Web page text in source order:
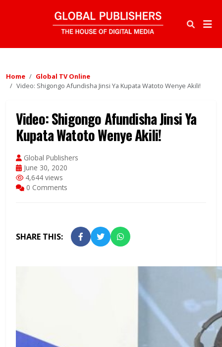
Home
Global TV Online
Video: Shigongo Afundisha Jinsi Ya Kupata Watoto Wenye Akili!
Video: Shigongo Afundisha Jinsi Ya
Kupata Watoto Wenye Akili!
Global Publishers
June 30, 2020
4,644 views
0 Comments
SHARE THIS: